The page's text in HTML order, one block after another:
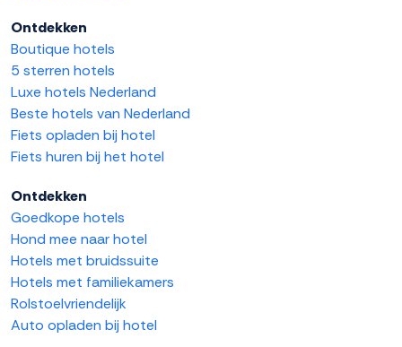
Ontdekken
Boutique hotels
5 sterren hotels
Luxe hotels Nederland
Beste hotels van Nederland
Fiets opladen bij hotel
Fiets huren bij het hotel
Ontdekken
Goedkope hotels
Hond mee naar hotel
Hotels met bruidssuite
Hotels met familiekamers
Rolstoelvriendelijk
Auto opladen bij hotel